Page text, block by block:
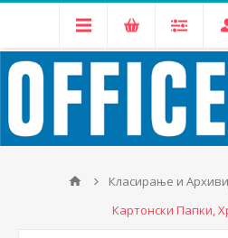
Класирање и
Картонски Папки,